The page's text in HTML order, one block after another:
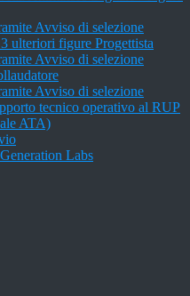
Avviso di selezione
ulteriori figure Progettista
Avviso di selezione
Avviso di selezione
tecnico operativo al RUP
ATA)
Labs